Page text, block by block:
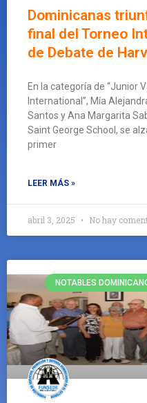
Dominicanas
final del Torneo
de Debate de
En la categoría de “Junior
International”, Mía
Santos y Ana Margarita
Saint George School, se
primer
LEER MÁS »
abril 3, 2025 No hay
NOTABLES